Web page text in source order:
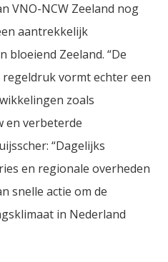
VNO-NCW Zeeland nog
aantrekkelijk
bloeiend Zeeland. “De
vormt echter een
zoals
en verbeterde
“Dagelijks
en regionale overheden
snelle actie om de
in Nederland